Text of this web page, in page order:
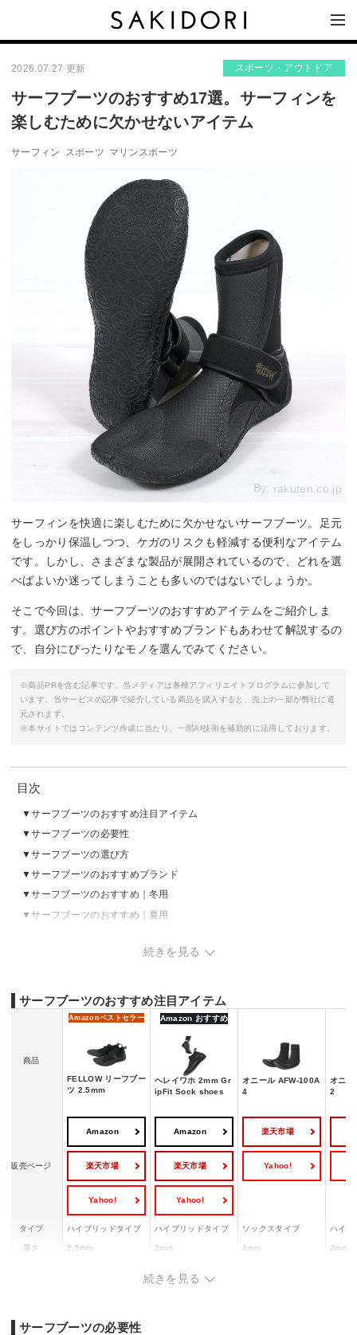
2026.07.27 更新 スポーツ・アウトドア
サーフブーツのおすすめ17選。サーフィンを
楽しむために欠かせないアイテム
サーフィン スポーツ マリンスポーツ
By: rakuten.co.jp
サーフィンを快適に楽しむために欠かせないサーフブーツ。足元
をしっかり保温しつつ、ケガのリスクも軽減する便利なアイテム
です。しかし、さまざまな製品が展開されているので、どれを選
べばよいか迷ってしまうことも多いのではないでしょうか。
そこで今回は、サーフブーツのおすすめアイテムをご紹介しま
す。選び方のポイントやおすすめブランドもあわせて解説するの
で、自分にぴったりなモノを選んでみてください。
※商品PRを含む記事です。当メディアは各種アフィリエイトプログラムに参加して
います。当サービスの記事で紹介している商品を購入すると、売上の一部が弊社に還
元されます。
※本サイトではコンテンツ作成に当たり、一部AI技術を補助的に活用しております。
目次
サーフブーツのおすすめ注目アイテム
サーフブーツの必要性
サーフブーツの選び方
サーフブーツのおすすめブランド
サーフブーツのおすすめ｜冬用
サーフブーツのおすすめ｜夏用
続きを見る
サーフブーツのおすすめ注目アイテム
商品
Amazonベストセラー
FELLOW リーフブー
ツ 2.5mm
Amazon おすすめ
ヘレイワホ 2mm Gr
ipFit Sock shoes
オニール AFW-100A
4
オニ
2
販売ページ
Amazon
楽天市場
Yahoo!
Amazon
楽天市場
Yahoo!
楽天市場
Yahoo!
タイプ ハイブリッドタイプ ハイブリッドタイプ ソックスタイプ ハイブ
厚さ 2.5mm 2mm 4mm 2mm
本体:特殊エアプレー
続きを見る
サーフブーツの必要性